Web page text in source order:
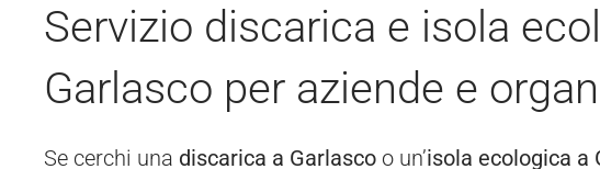
Servizio discarica e isola
Garlasco per aziende e
Se cerchi una discarica a Garlasco o un’isola ecologica a